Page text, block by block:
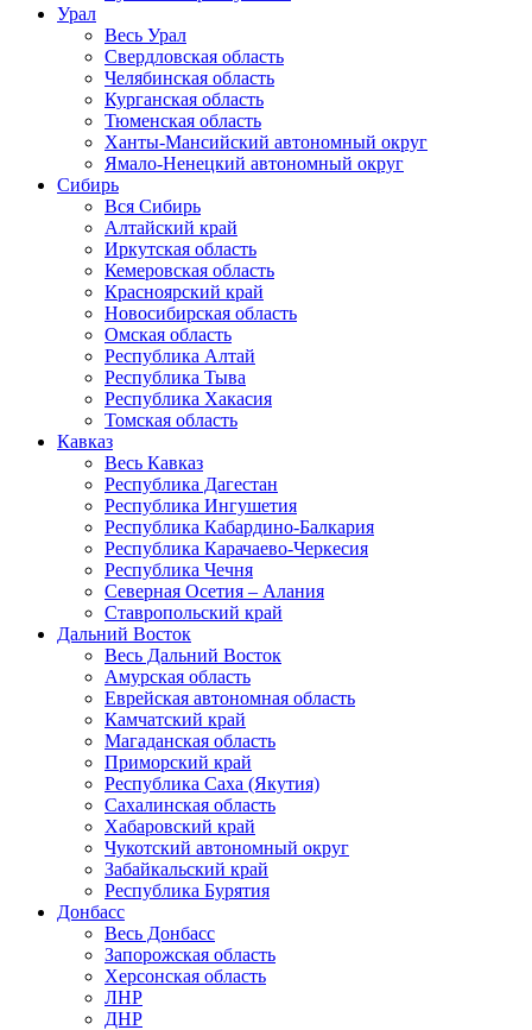
Урал
Весь Урал
Свердловская область
Челябинская область
Курганская область
Тюменская область
Ханты-Мансийский автономный округ
Ямало-Ненецкий автономный округ
Сибирь
Вся Сибирь
Алтайский край
Иркутская область
Кемеровская область
Красноярский край
Новосибирская область
Омская область
Республика Алтай
Республика Тыва
Республика Хакасия
Томская область
Кавказ
Весь Кавказ
Республика Дагестан
Республика Ингушетия
Республика Кабардино-Балкария
Республика Карачаево-Черкесия
Республика Чечня
Северная Осетия – Алания
Ставропольский край
Дальний Восток
Весь Дальний Восток
Амурская область
Еврейская автономная область
Камчатский край
Магаданская область
Приморский край
Республика Саха (Якутия)
Сахалинская область
Хабаровский край
Чукотский автономный округ
Забайкальский край
Республика Бурятия
Донбасс
Весь Донбасс
Запорожская область
Херсонская область
ЛНР
ДНР